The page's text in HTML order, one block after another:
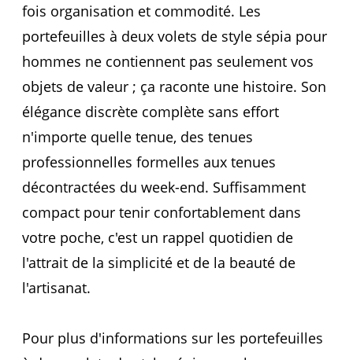
fois organisation et commodité. Les
portefeuilles à deux volets de style sépia pour
hommes ne contiennent pas seulement vos
objets de valeur ; ça raconte une histoire. Son
élégance discrète complète sans effort
n'importe quelle tenue, des tenues
professionnelles formelles aux tenues
décontractées du week-end. Suffisamment
compact pour tenir confortablement dans
votre poche, c'est un rappel quotidien de
l'attrait de la simplicité et de la beauté de
l'artisanat.
Pour plus d'informations sur les portefeuilles